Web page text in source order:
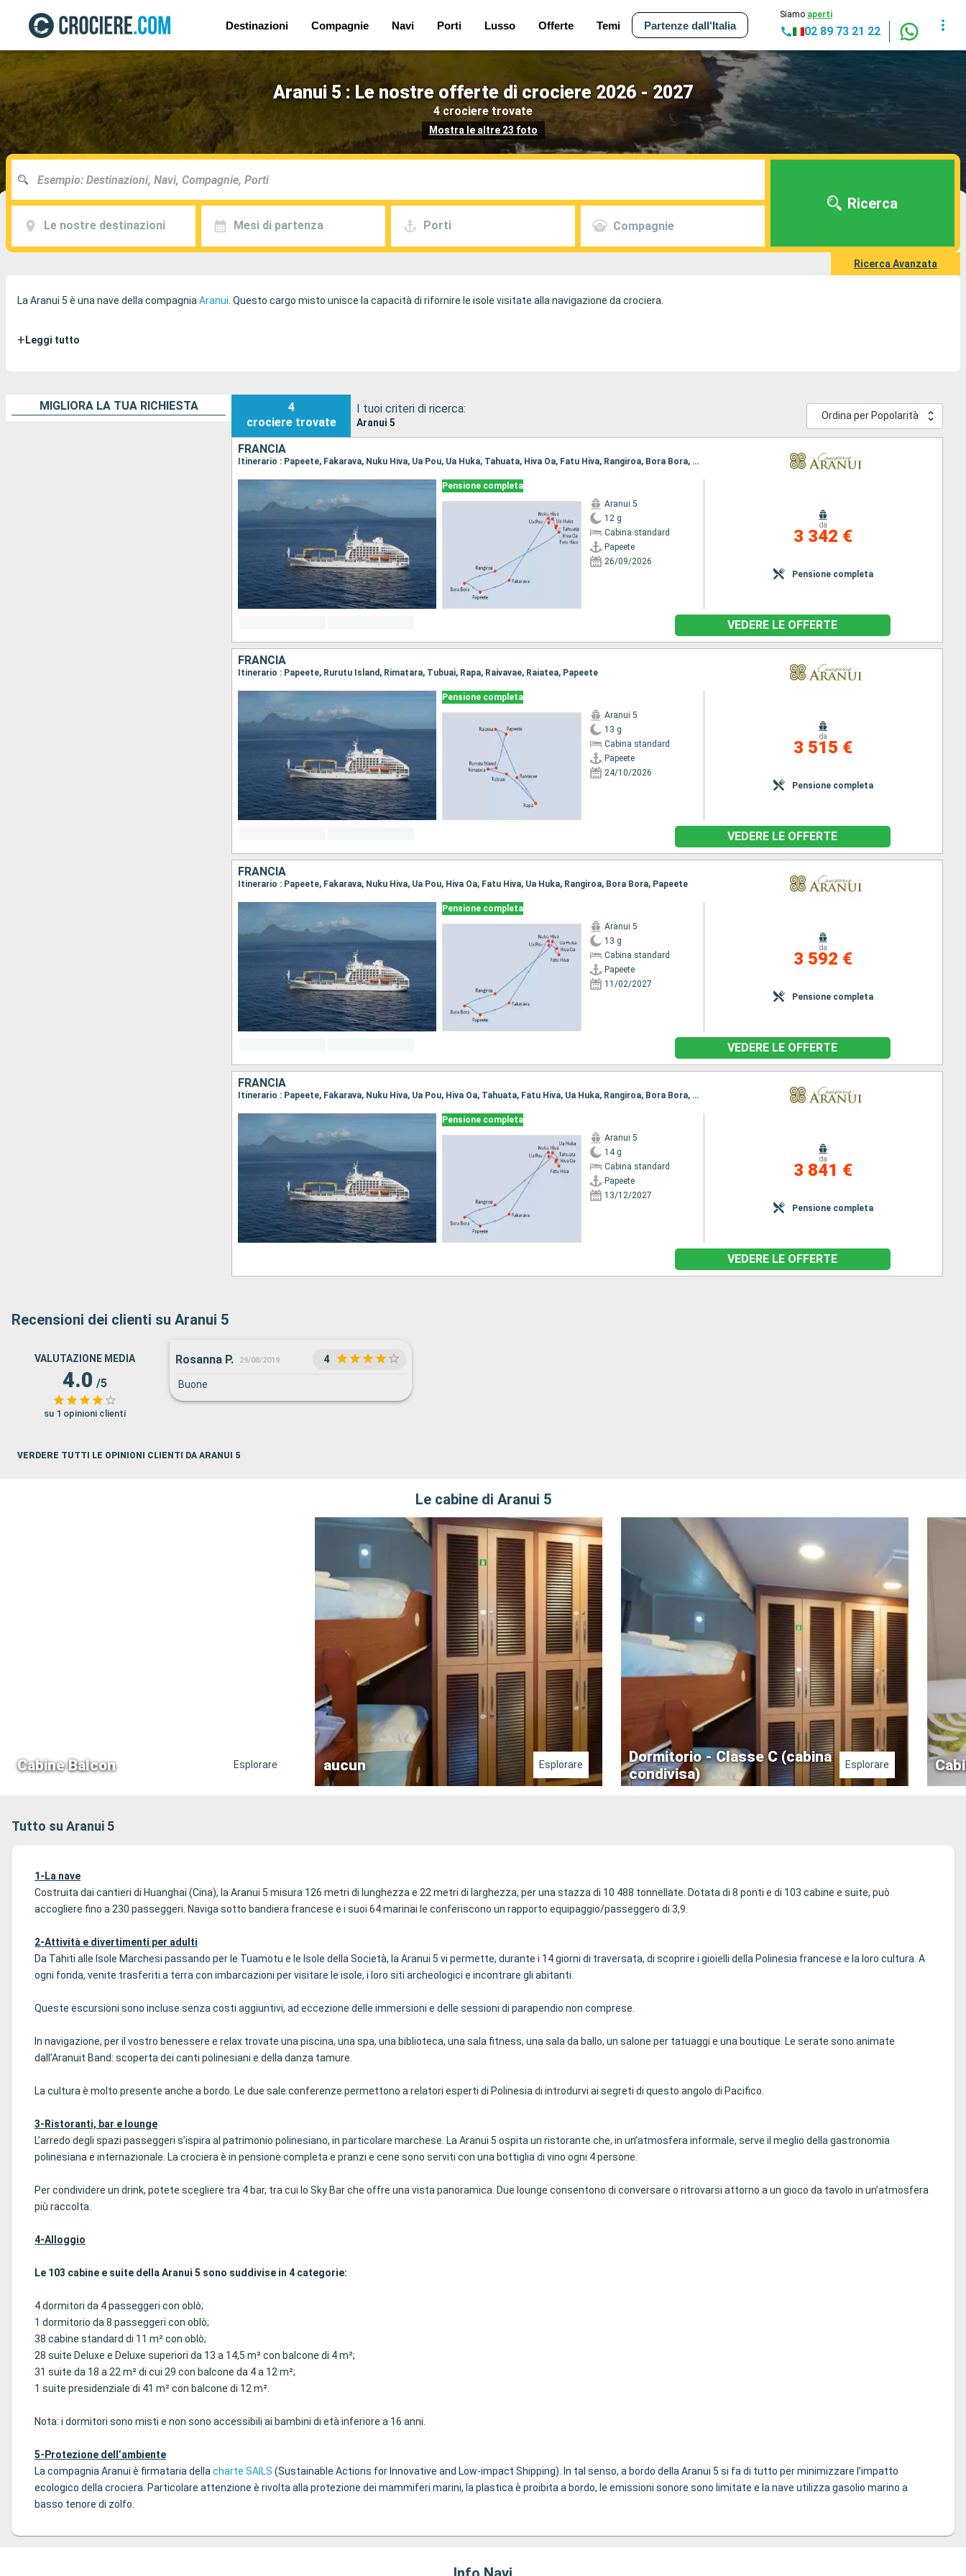
Destinazioni Compagnie Navi Porti Lusso Offerte Temi Partenze dall'Italia
Siamo aperti
02 89 73 21 22
Aranui 5 : Le nostre offerte di crociere 2026 - 2027
4 crociere trovate
Mostra le altre 23 foto
Le nostre destinazioni Mesi di partenza Porti Compagnie
Ricerca
Ricerca Avanzata
La Aranui 5 è una nave della compagnia Aranui . Questo cargo misto unisce la capacità di rifornire le isole visitate alla navigazione da crociera.
+ Leggi tutto
MIGLIORA LA TUA RICHIESTA
4
crociere trovate
I tuoi criteri di ricerca:
Aranui 5
Ordina per Popolarità
FRANCIA
Itinerario : Papeete, Fakarava, Nuku Hiva, Ua Pou, Ua Huka, Tahuata, Hiva Oa, Fatu Hiva, Rangiroa, Bora Bora, Papeete
Pensione completa
Aranui 5
12 g
Cabina standard
Papeete
26/09/2026
da
3 342 €
Pensione completa
VEDERE LE OFFERTE
FRANCIA
Itinerario : Papeete, Rurutu Island, Rimatara, Tubuai, Rapa, Raivavae, Raiatea, Papeete
Pensione completa
Aranui 5
13 g
Cabina standard
Papeete
24/10/2026
da
3 515 €
Pensione completa
VEDERE LE OFFERTE
FRANCIA
Itinerario : Papeete, Fakarava, Nuku Hiva, Ua Pou, Hiva Oa, Fatu Hiva, Ua Huka, Rangiroa, Bora Bora, Papeete
Pensione completa
Aranui 5
13 g
Cabina standard
Papeete
11/02/2027
da
3 592 €
Pensione completa
VEDERE LE OFFERTE
FRANCIA
Itinerario : Papeete, Fakarava, Nuku Hiva, Ua Pou, Hiva Oa, Tahuata, Fatu Hiva, Ua Huka, Rangiroa, Bora Bora, Papeete
Pensione completa
Aranui 5
14 g
Cabina standard
Papeete
13/12/2027
da
3 841 €
Pensione completa
VEDERE LE OFFERTE
Recensioni dei clienti su Aranui 5
VALUTAZIONE MEDIA
4.0 /5
su 1 opinioni clienti
Rosanna P. 29/08/2019 4
Buone
VERDERE TUTTI LE OPINIONI CLIENTI DA ARANUI 5
Le cabine di Aranui 5
Cabine Balcon Esplorare aucun Esplorare
Dormitorio - Classe C (cabina
condivisa)
Esplorare
Tutto su Aranui 5
1-La nave
Costruita dai cantieri di Huanghai (Cina), la Aranui 5 misura 126 metri di lunghezza e 22 metri di larghezza, per una stazza di 10 488 tonnellate. Dotata di 8 ponti e di 103 cabine e suite, può
accogliere fino a 230 passeggeri. Naviga sotto bandiera francese e i suoi 64 marinai le conferiscono un rapporto equipaggio/passeggero di 3,9.
2-Attività e divertimenti per adulti
Da Tahiti alle Isole Marchesi passando per le Tuamotu e le Isole della Società, la Aranui 5 vi permette, durante i 14 giorni di traversata, di scoprire i gioielli della Polinesia francese e la loro cultura. A
ogni fonda, venite trasferiti a terra con imbarcazioni per visitare le isole, i loro siti archeologici e incontrare gli abitanti.
Queste escursioni sono incluse senza costi aggiuntivi, ad eccezione delle immersioni e delle sessioni di parapendio non comprese.
In navigazione, per il vostro benessere e relax trovate una piscina, una spa, una biblioteca, una sala fitness, una sala da ballo, un salone per tatuaggi e una boutique. Le serate sono animate
dall’Aranuit Band: scoperta dei canti polinesiani e della danza tamure.
La cultura è molto presente anche a bordo. Le due sale conferenze permettono a relatori esperti di Polinesia di introdurvi ai segreti di questo angolo di Pacifico.
3-Ristoranti, bar e lounge
L’arredo degli spazi passeggeri s’ispira al patrimonio polinesiano, in particolare marchese. La Aranui 5 ospita un ristorante che, in un’atmosfera informale, serve il meglio della gastronomia
polinesiana e internazionale. La crociera è in pensione completa e pranzi e cene sono serviti con una bottiglia di vino ogni 4 persone.
Per condividere un drink, potete scegliere tra 4 bar, tra cui lo Sky Bar che offre una vista panoramica. Due lounge consentono di conversare o ritrovarsi attorno a un gioco da tavolo in un’atmosfera
più raccolta.
4-Alloggio
Le 103 cabine e suite della Aranui 5 sono suddivise in 4 categorie:
4 dormitori da 4 passeggeri con oblò;
1 dormitorio da 8 passeggeri con oblò;
38 cabine standard di 11 m² con oblò;
28 suite Deluxe e Deluxe superiori da 13 a 14,5 m² con balcone di 4 m²;
31 suite da 18 a 22 m² di cui 29 con balcone da 4 a 12 m²;
1 suite presidenziale di 41 m² con balcone di 12 m².
Nota: i dormitori sono misti e non sono accessibili ai bambini di età inferiore a 16 anni.
5-Protezione dell’ambiente
La compagnia Aranui è firmataria della charte SAILS (Sustainable Actions for Innovative and Low-impact Shipping). In tal senso, a bordo della Aranui 5 si fa di tutto per minimizzare l’impatto
ecologico della crociera. Particolare attenzione è rivolta alla protezione dei mammiferi marini, la plastica è proibita a bordo, le emissioni sonore sono limitate e la nave utilizza gasolio marino a
basso tenore di zolfo.